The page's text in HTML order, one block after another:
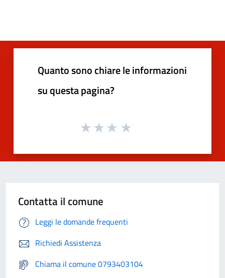
Quanto sono chiare le informazioni
su questa pagina?
Contatta il comune
Leggi le domande frequenti
Richiedi Assistenza
Chiama il comune 0793403104